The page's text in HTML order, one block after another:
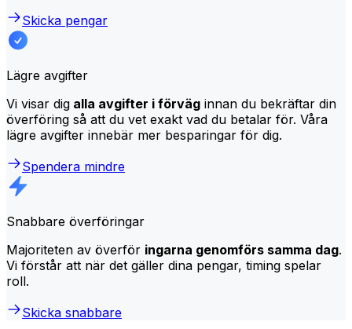
Skicka pengar
Lägre avgifter
Vi visar dig alla avgifter i förväg innan du bekräftar din
överföring så att du vet exakt vad du betalar för. Våra
lägre avgifter innebär mer besparingar för dig.
Spendera mindre
Snabbare överföringar
Majoriteten av överför ingarna genomförs samma dag.
Vi förstår att när det gäller dina pengar, timing spelar
roll.
Skicka snabbare